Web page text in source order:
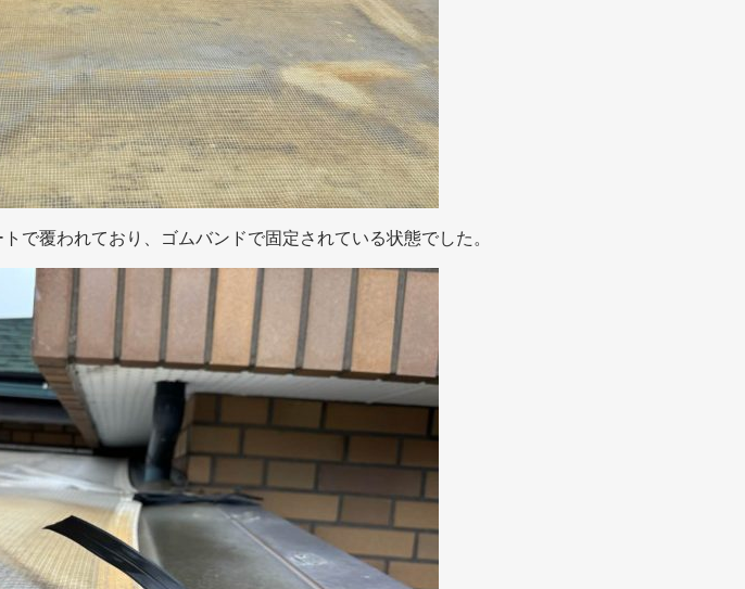
で覆われており、ゴムバンドで固定されている状態でした。